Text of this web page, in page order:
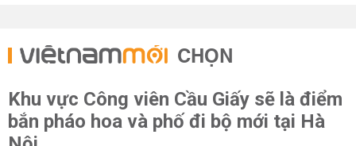
CHỌN
Khu vực Công viên Cầu Giấy sẽ là điểm
bắn pháo hoa và phố đi bộ mới tại Hà